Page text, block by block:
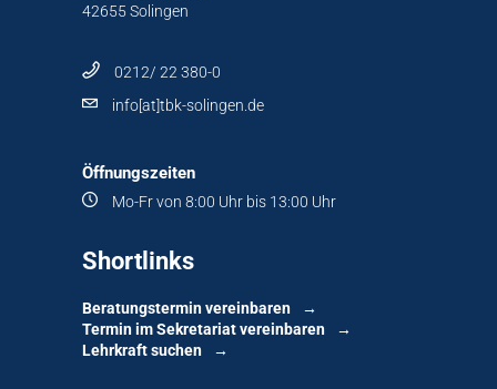
42655 Solingen
0212/ 22 380-0
info[at]tbk-solingen.de
Öffnungszeiten
Mo-Fr von 8:00 Uhr bis 13:00 Uhr
Shortlinks
Beratungstermin vereinbaren
Termin im Sekretariat vereinbaren
Lehrkraft suchen